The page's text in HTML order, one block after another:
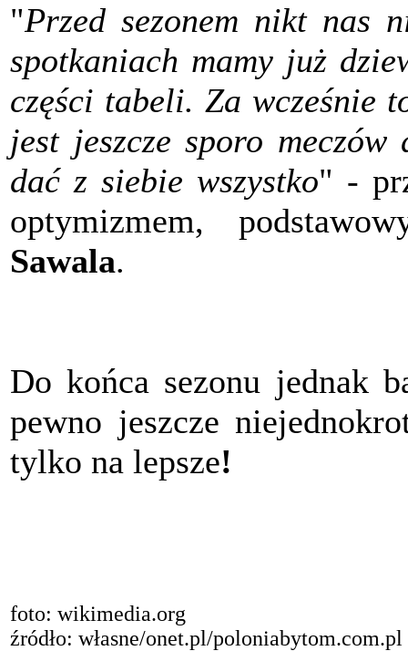
"Przed sezonem nikt nas
spotkaniach mamy już
części tabeli. Za wcześnie
jest jeszcze sporo
dać z siebie wszystko" -
optymizmem,
Sawala.
Do końca sezonu jednak
pewno jeszcze
tylko na lepsze!
foto: wikimedia.org
źródło: własne/onet.pl/poloniabytom.com.pl